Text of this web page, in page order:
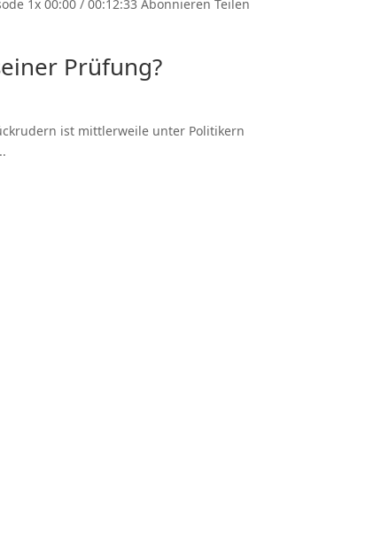
1x 00:00 / 00:12:33 Abonnieren Teilen
Prüfung?
ist mittlerweile unter Politikern